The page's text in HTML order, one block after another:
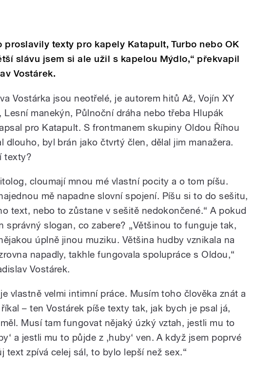
proslavily texty pro kapely Katapult, Turbo nebo OK
slávu jsem si ale užil s kapelou Mýdlo,“ překvapil
Vostárek.
Vostárka jsou neotřelé, je autorem hitů Až, Vojín XY
Lesní manekýn, Půlnoční dráha nebo třeba Hlupák
pro Katapult. S frontmanem skupiny Oldou Říhou
dlouho, byl brán jako čtvrtý člen, dělal jim manažera.
texty?
cloumají mnou mé vlastní pocity a o tom píšu.
mě napadne slovní spojení. Píšu si to do sešitu,
text, nebo to zůstane v sešitě nedokončené.“ A pokud
správný slogan, co zabere? „Většinou to funguje tak,
úplně jinou muziku. Většina hudby vznikala na
napadly, takhle fungovala spolupráce s Oldou,“
Vostárek.
vlastně velmi intimní práce. Musím toho člověka znát a
– ten Vostárek píše texty tak, jak bych je psal já,
Musí tam fungovat nějaký úzký vztah, jestli mu to
a jestli mu to půjde z ‚huby‘ ven. A když jsem poprvé
text zpívá celej sál, to bylo lepší než sex.“